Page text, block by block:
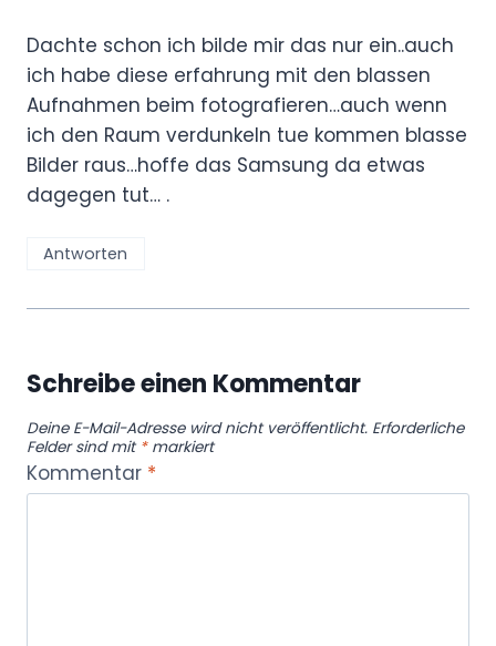
Dachte schon ich bilde mir das nur ein..auch
ich habe diese erfahrung mit den blassen
Aufnahmen beim fotografieren…auch wenn
ich den Raum verdunkeln tue kommen blasse
Bilder raus…hoffe das Samsung da etwas
dagegen tut… .
Antworten
Schreibe einen Kommentar
Deine E-Mail-Adresse wird nicht veröffentlicht. Erforderliche
Felder sind mit *markiert
Kommentar *